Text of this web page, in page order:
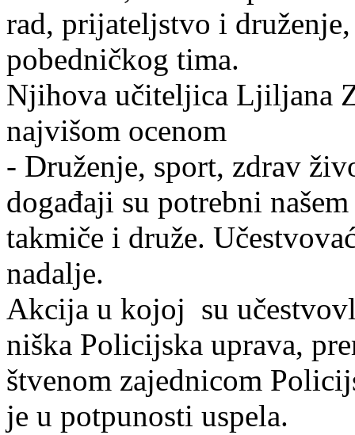
rad, prijateljstvo i
pobedničkog tima.
Njihova učiteljica Ljiljana
najvišom ocenom
- Druženje, sport, zdrav
događaji su potrebni
takmiče i druže.
nadalje.
Akcija u kojoj su
niška Policijska uprava,
štvenom zajednicom
je u potpunosti uspela.